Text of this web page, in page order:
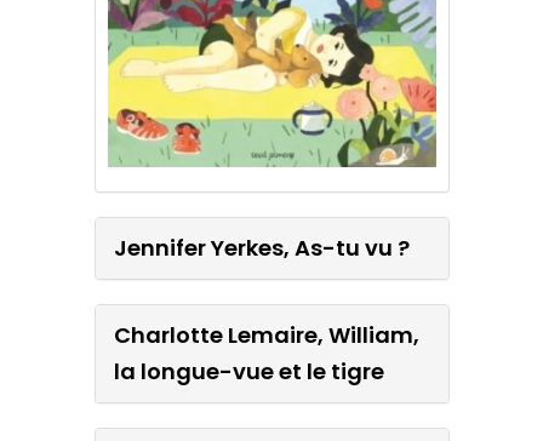
Jennifer Yerkes, As-tu vu ?
Charlotte Lemaire, William,
la longue-vue et le tigre